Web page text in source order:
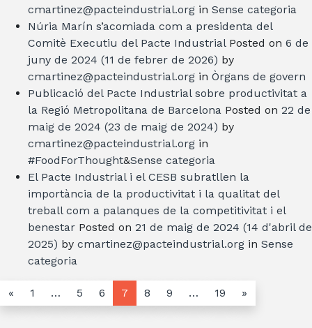
cmartinez@pacteindustrial.org in Sense categoria
Núria Marín s’acomiada com a presidenta del
Comitè Executiu del Pacte Industrial Posted on 6 de
juny de 2024 (11 de febrer de 2026) by
cmartinez@pacteindustrial.org in Òrgans de govern
Publicació del Pacte Industrial sobre productivitat a
la Regió Metropolitana de Barcelona Posted on 22 de
maig de 2024 (23 de maig de 2024) by
cmartinez@pacteindustrial.org in
#FoodForThought&Sense categoria
El Pacte Industrial i el CESB subratllen la
importància de la productivitat i la qualitat del
treball com a palanques de la competitivitat i el
benestar Posted on 21 de maig de 2024 (14 d'abril de
2025) by cmartinez@pacteindustrial.org in Sense
categoria
« 1 … 5 6 7 8 9 … 19 »